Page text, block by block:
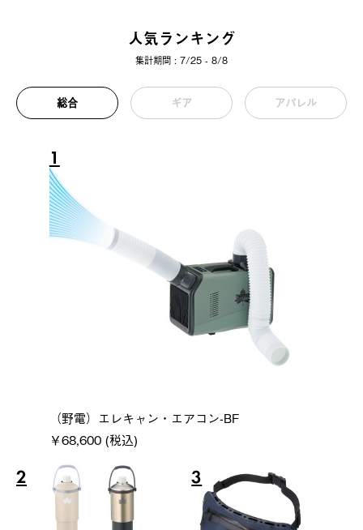
人気ランキング
集計期間 : 7/25 - 8/8
総合 ギア アパレル
1
（野電）エレキャン・エアコン-BF
￥68,600 (税込)
2 3